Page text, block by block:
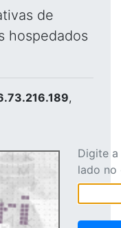
de
hospedados
,
Digite
lado no